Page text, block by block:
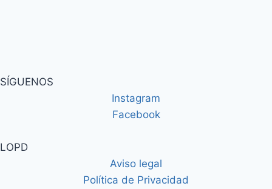
SÍGUENOS
Instagram
Facebook
LOPD
Aviso legal
Política de Privacidad